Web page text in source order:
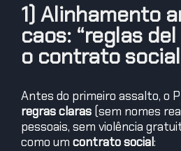
1) Alinhamento
caos: “reglas
o contrato social
Antes do primeiro assalto, o
regras claras (sem nomes
pessoais, sem violência
como um contrato social: